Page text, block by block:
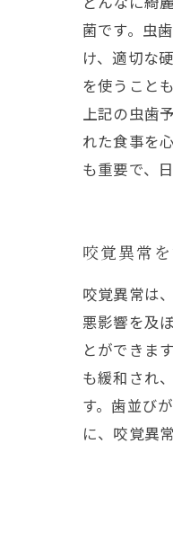
菌です。虫
け、適切な
を使うこと
上記の虫歯
れた食事を
も重要で、
咬覚異常
咬覚異常は
悪影響を及
とができま
も緩和され
す。歯並び
に、咬覚異